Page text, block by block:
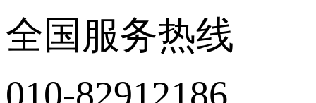
全国服务热线
010-82912186